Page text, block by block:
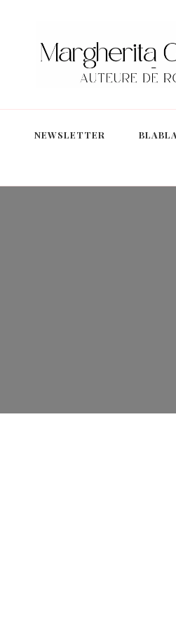
NEWSLETTER BLABLA